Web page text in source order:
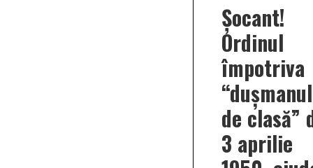
Șocant!
Ordinul
împotriva
de clasă”
3 aprilie